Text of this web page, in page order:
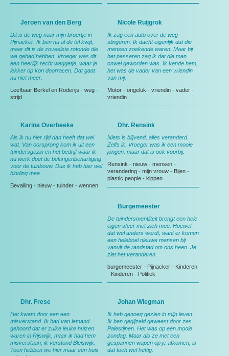
Jeroen van den Berg
Dit is de weg naar mijn broertje in
Pijnacker. Ik ben nu al de tel kwijt,
maar dit is de zoveelste rotonde die
we gehad hebben. Vroeger was dit
een heerlijk recht weggetje, waar je
lekker op kon doorracen. Dat gaat
nu niet meer.
Leefbaar Berkel en Roderijs - weg -
strijd
Nicole Ruijgrok
Ik zag een auto over de weg
slingeren. Ik dacht eigenlijk dat die
mensen zoekende waren. Maar bij
het passeren zag ik dat die man
onwel geworden was. Ik kende hem,
het was de vader van een vriendin
van mij.
Motor - ongeluk - vriendin - vader -
vriendin
Karina Overbeeke
Als ik nu hier rijd dan heeft dat wel
wat. Van oorsprong kom ik uit een
tuindersgezin en het bedrijf waar ik
nu werk doet de belangenbehartiging
voor de tuinbouw. Dus ik heb hier wel
binding mee.
Bevalling - nieuw - tuinder - wennen
Dhr. Rensink
Niets is blijvend, alles veranderd.
Zelfs ik. Vroeger was ik een mooie
jongen, maar dat is ook voorbij.
Rensink - nieuw - mensen -
verandering - mijn vrouw - Bijen -
plastic people - kippen
Burgemeester
De tuindersmentliteit brengt een hele
eigen sfeer met zich mee. Hoewel
dat wel anders wordt, want er komen
een heleboel nieuwe mensen bij
vanuit de randstad om ons heen. Je
ziet het veranderen.
burgemeester - Pijnacker - Kinderen
- Kinderen - Politiek
Dhr. Frese
Het kwam door een een
misverstand. Ik had van iemand
gehoord dat er zulke leuke huizen
waren in Rijswijk, maar ik had hem
misverstaan; ik verstond Bleiswijk.
Toen hebben we hier maar een huis
Johan Wiegman
Ik heb genoeg gezien in mijn leven.
Ik ben gegijzeld geweest door zes
Palestijnen. Het was op een mooie
zondag. Maar als ze met een
gespannen wapen op je afkomen, is
dat toch wel heftig.